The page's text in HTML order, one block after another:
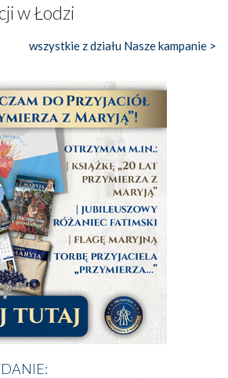
w Łodzi
wszystkie z działu Nasze kampanie >